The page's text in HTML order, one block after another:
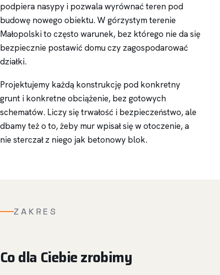
podpiera nasypy i pozwala wyrównać teren pod
budowę nowego obiektu. W górzystym terenie
Małopolski to często warunek, bez którego nie da się
bezpiecznie postawić domu czy zagospodarować
działki.
Projektujemy każdą konstrukcję pod konkretny
grunt i konkretne obciążenie, bez gotowych
schematów. Liczy się trwałość i bezpieczeństwo, ale
dbamy też o to, żeby mur wpisał się w otoczenie, a
nie sterczał z niego jak betonowy blok.
ZAKRES
Co dla Ciebie zrobimy